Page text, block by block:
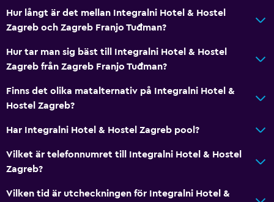
Hur långt är det mellan Integralni Hotel & Hostel
Zagreb och Zagreb Franjo Tuđman?
Hur tar man sig bäst till Integralni Hotel & Hostel
Zagreb från Zagreb Franjo Tuđman?
Finns det olika matalternativ på Integralni Hotel &
Hostel Zagreb?
Har Integralni Hotel & Hostel Zagreb pool?
Vilket är telefonnumret till Integralni Hotel & Hostel
Zagreb?
Vilken tid är utcheckningen för Integralni Hotel &